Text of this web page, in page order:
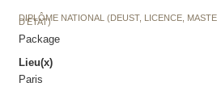
DIPLÔME NATIONAL (DEUST, LICENCE,
D'ETAT)
Package
Lieu(x)
Paris